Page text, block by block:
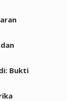
Bukti